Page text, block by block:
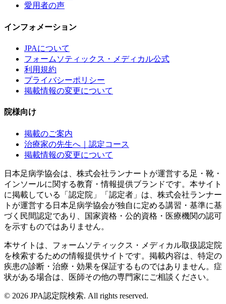
愛用者の声
インフォメーション
JPAについて
フォームソティックス・メディカル公式
利用規約
プライバシーポリシー
掲載情報の変更について
院様向け
掲載のご案内
治療家の先生へ｜認定コース
掲載情報の変更について
日本足病学協会は、株式会社ランナートが運営する足・靴・
インソールに関する教育・情報提供ブランドです。本サイト
に掲載している「認定院」「認定者」は、株式会社ランナー
トが運営する日本足病学協会が独自に定める講習・基準に基
づく民間認定であり、国家資格・公的資格・医療機関の認可
を示すものではありません。
本サイトは、フォームソティックス・メディカル取扱認定院
を検索するための情報提供サイトです。掲載内容は、特定の
疾患の診断・治療・効果を保証するものではありません。症
状がある場合は、医師その他の専門家にご相談ください。
© 2026 JPA認定院検索. All rights reserved.